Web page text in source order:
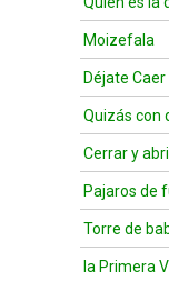
Moizefala
Déjate Caer
Quizás con
Cerrar y
Pajaros de
Torre de
la Primera